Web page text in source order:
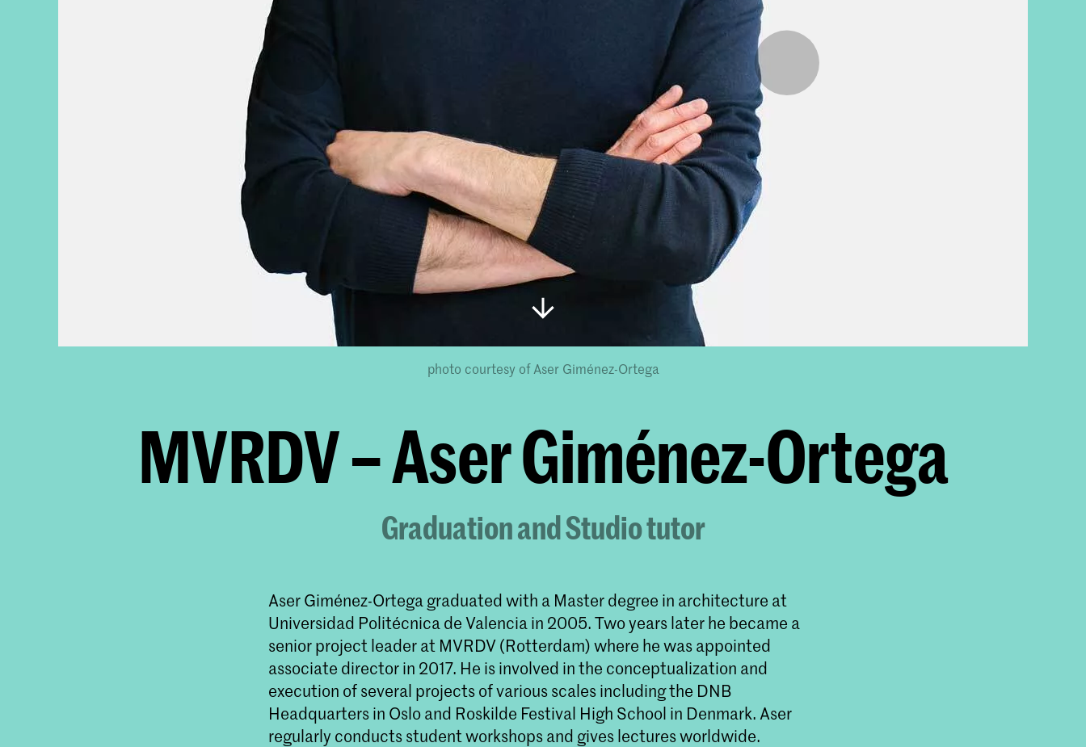
photo courtesy of Aser Giménez-Ortega
MVRDV – Aser Giménez-Ortega
Graduation and Studio tutor
Aser Giménez-Ortega graduated with a Master degree in architecture at
Universidad Politécnica de Valencia in 2005. Two years later he became a
senior project leader at MVRDV (Rotterdam) where he was appointed
associate director in 2017. He is involved in the conceptualization and
execution of several projects of various scales including the DNB
Headquarters in Oslo and Roskilde Festival High School in Denmark. Aser
regularly conducts student workshops and gives lectures worldwide.